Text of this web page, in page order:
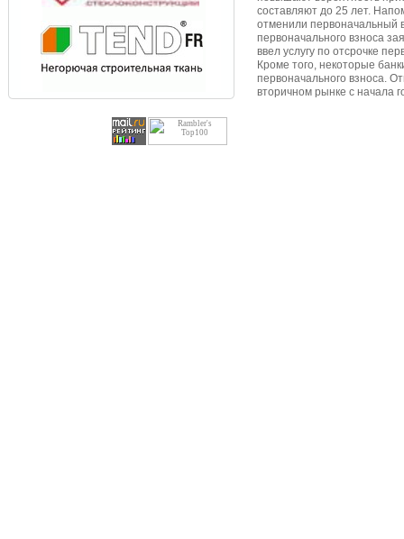
составляют до 25 лет.
отменили первоначальный
первоначального взноса
ввел услугу по отсрочке
Кроме того, некоторые
первоначального взноса.
вторичном рынке с начала